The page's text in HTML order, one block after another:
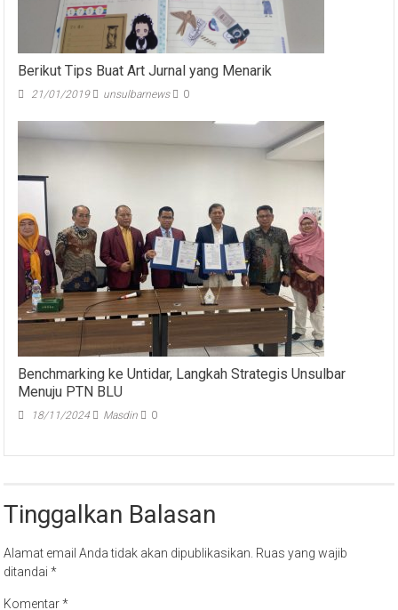
Berikut Tips Buat Art Jurnal yang Menarik
21/01/2019 unsulbarnews 0
Benchmarking ke Untidar, Langkah Strategis Unsulbar
Menuju PTN BLU
18/11/2024 Masdin
ditandai*